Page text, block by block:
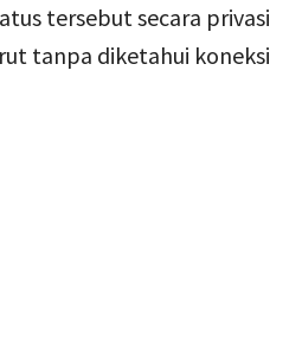
tersebut secara privasi
tanpa diketahui koneksi